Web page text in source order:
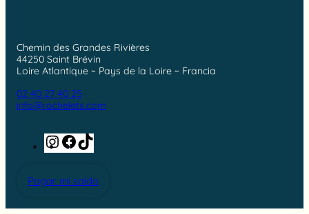
Chemin des Grandes Rivières
44250 Saint Brévin
Loire Atlantique ~ Pays de la Loire ~ Francia
02 40 27 40 25
info@rochelets.com
Instagram
Facebook
Pagar mi saldo